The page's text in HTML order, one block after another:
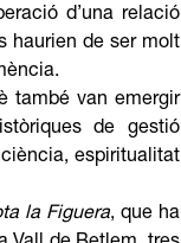
d’una relació
haurien de ser molt
també van emergir
de gestió
espiritualitat
la Figuera, que ha